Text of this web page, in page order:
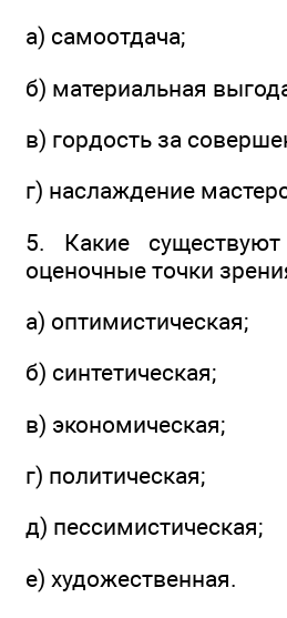
а) самоотдача;
б) материальная
в) гордость за
г) наслаждение
5. Какие
оценочные точки
а) оптимистическая;
б) синтетическая;
в) экономическая;
г) политическая;
д) пессимистическая;
е) художественная.